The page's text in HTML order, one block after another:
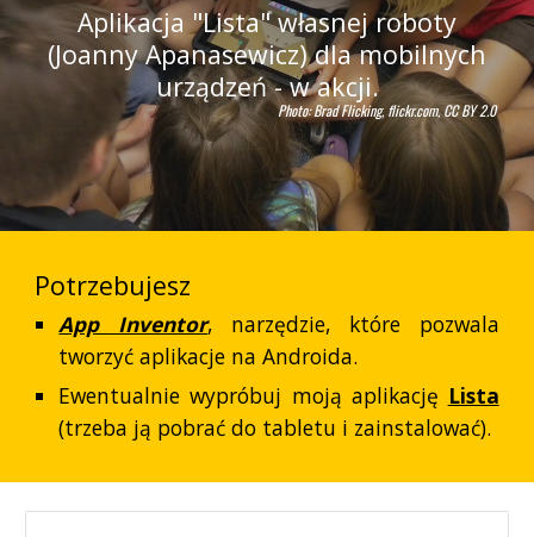
Aplikacja "Lista" własnej roboty
(Joanny Apanasewicz) dla mobilnych
urządzeń - w akcji.
Photo: Brad Flicking, flickr.com, CC BY 2.0
Potrzebujesz
App Inventor, narzędzie, które pozwala
tworzyć aplikacje na Androida.
Ewentualnie wypróbuj moją aplikację Lista
(trzeba ją pobrać do tabletu i zainstalować).